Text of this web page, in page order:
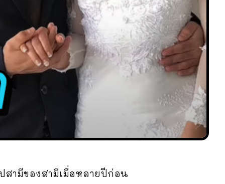
สามีของสามีเมื่อหลายปีก่อน